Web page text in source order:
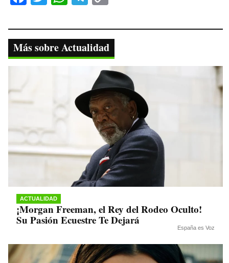
bo
ok
tte
r
ts
A
pp
gr
a
m
y
Li
nk
Más sobre Actualidad
ACTUALIDAD
¡Morgan Freeman, el Rey del Rodeo Oculto!
Su Pasión Ecuestre Te Dejará
España es Voz